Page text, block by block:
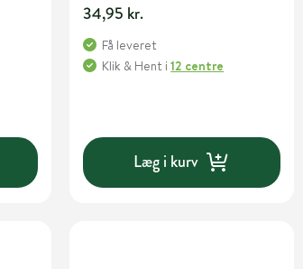
34,95 kr.
Få leveret
Klik & Hent i12 centre
Læg i kurv